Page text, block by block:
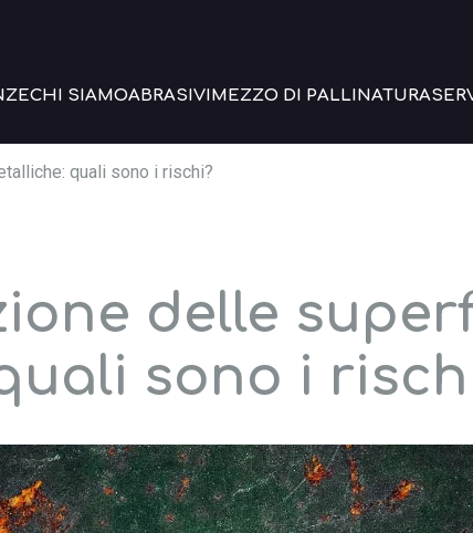
CHI SIAMOABRASIVIMEZZO DI PALLINATURA
quali sono i rischi?
delle
sono i